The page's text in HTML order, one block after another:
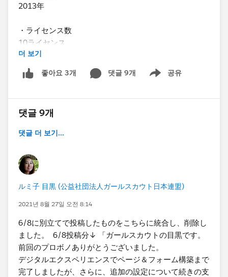
2013年
・ライセンス数
10ライセンス
・ファンドレックスDRMを使っていますか？(※ファン
ドレックスDRMはNonprfit Starter Packです。)
・SFDC社/ NPOサポートセンターが実施する研修に受
講されましたか？
・はいの場合、どの研修を受講されましたか？
NPOサポートセンターが実施するハンズオンの2回コー
スの基礎講座（5年ぐらい前で正式名称を失念）
てください
会員管理
メールマガジン配信
資料請求管理
더 보기
좋아요 3개 댓글 9개 공유
Show menu
댓글 9개
댓글 더 보기...
ルミ子 目黒 (公益社団法人ガールスカウト日本連盟)
2021년 8월 27일 오전 8:14
6/8に別立てで投稿したものをこちらに統合し、削除し
ました。 6/8投稿分↓ 「ガールスカウトの目黒です。
前回のプロボノありがとうございました。
デジタルエクスペリエンスでページ＆フォーム構築まで
完了しましたが、さらに、追加の設定について続きの支